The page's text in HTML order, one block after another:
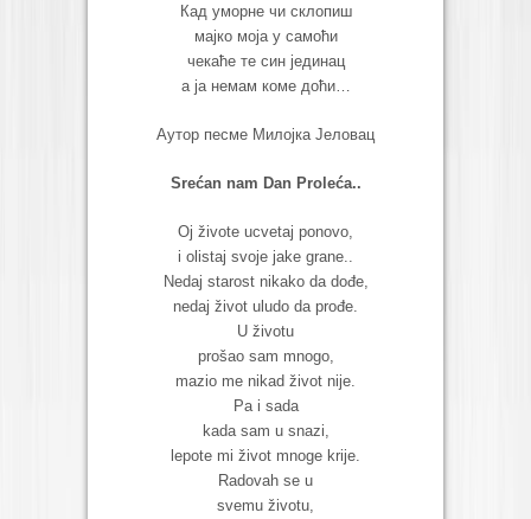
Кад уморне чи склопиш
мајко моја у самоћи
чекаће те син јединац
а ја немам коме доћи…
Аутор песме Милојка Јеловац
Srećan nam Dan Proleća..
Oj živote ucvetaj ponovo,
i olistaj svoje jake grane..
Nedaj starost nikako da dođe,
nedaj život uludo da prođe.
U životu
prošao sam mnogo,
mazio me nikad život nije.
Pa i sada
kada sam u snazi,
lepote mi život mnoge krije.
Radovah se u
svemu životu,